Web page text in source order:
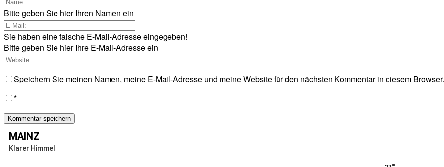
Bitte geben Sie hier Ihren Namen ein
Sie haben eine falsche E-Mail-Adresse eingegeben!
Bitte geben Sie hier Ihre E-Mail-Adresse ein
Speichern Sie meinen Namen, meine E-Mail-Adresse und meine Website für den nächsten Kommentar in diesem Browser.
*
MAINZ
Klarer Himmel